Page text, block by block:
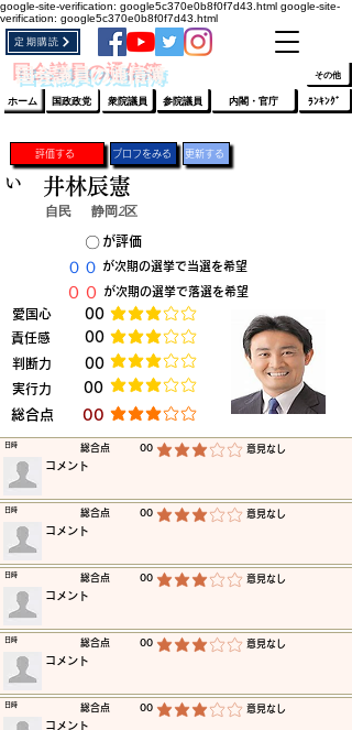
google-site-verification: google5c370e0b8f0f7d43.html google-site-
verification: google5c370e0b8f0f7d43.html
​国会議員の通信簿
定期購読
ホーム 国政政党 衆院議員 参院議員 ﾗﾝｷﾝｸﾞ
内閣・官庁
その他
評価する プロフをみる 更新する
自民 静岡2区
​が評価
​が次期の選挙で当選を希望
​が次期の選挙で落選を希望
​愛国心 ​00 平均評価 3 /5
​責任感 ​00 平均評価 3 /5
​判断力 ​00 平均評価 3 /5
​実行力 ​00 平均評価 3 /5
​総合点 ​00 平均評価 3 /5
い 井林辰憲
​〇​
​００
​００
​総合点 00 平均評価 3 /5 ​意見なし
​日時
​コメント
​総合点 00 平均評価 3 /5 ​意見なし
​日時
​コメント
​総合点 00 平均評価 3 /5 ​意見なし
​日時
​コメント
​総合点 00 平均評価 3 /5 ​意見なし
​日時
​コメント
​総合点 00 平均評価 3 /5 ​意見なし
​日時
​コメント